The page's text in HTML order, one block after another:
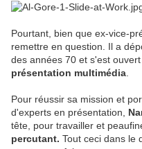
Pourtant, bien que ex-vice-
remettre en question. Il a
des années 70 et s'est
présentation multimédia
Pour réussir sa mission et
d'experts en présentation,
tête, pour travailler et
percutant. Tout ceci dans le